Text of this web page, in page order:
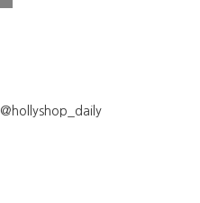
@hollyshop_daily